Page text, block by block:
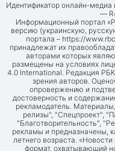
Идентификатор онлайн-
—
Информационный портал
версию (украинскую,
портала – https://
принадлежат их
авторами которых
размещены на условиях
4.0 International. Редакция
зрения авторов.
опровержению и
достоверность и
рекламодатель.
релизы", "Спецпроект",
"Благотворительность",
рекламы и предназначены,
летнего возраста.
формат, охватывающий